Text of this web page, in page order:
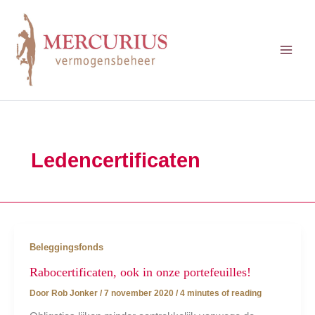
inhoud
Ledencertificaten
Beleggingsfonds
Rabocertificaten, ook in onze portefeuilles!
Door Rob Jonker / 7 november 2020 / 4 minutes of reading